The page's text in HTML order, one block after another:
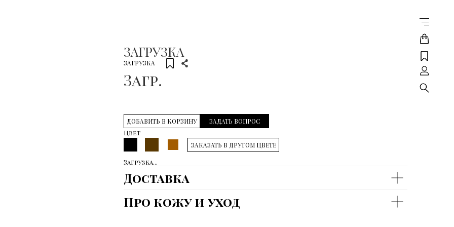
ЗАГРУЗКА
ЗАГРУЗКА
Загр.
ДОБАВИТЬ В КОРЗИНУ
ЗАДАТЬ ВОПРОС
Цвет
ЗАКАЗАТЬ В ДРУГОМ ЦВЕТЕ
Загрузка...
Доставка
Про кожу и уход